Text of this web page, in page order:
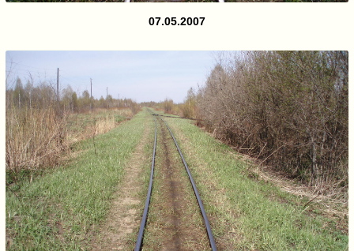
07.05.2007